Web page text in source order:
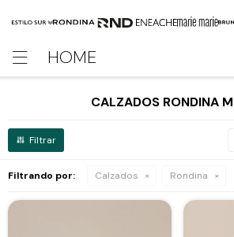
HOME

CALZADOS RONDINA
Filtrando por: Calzados Rondina